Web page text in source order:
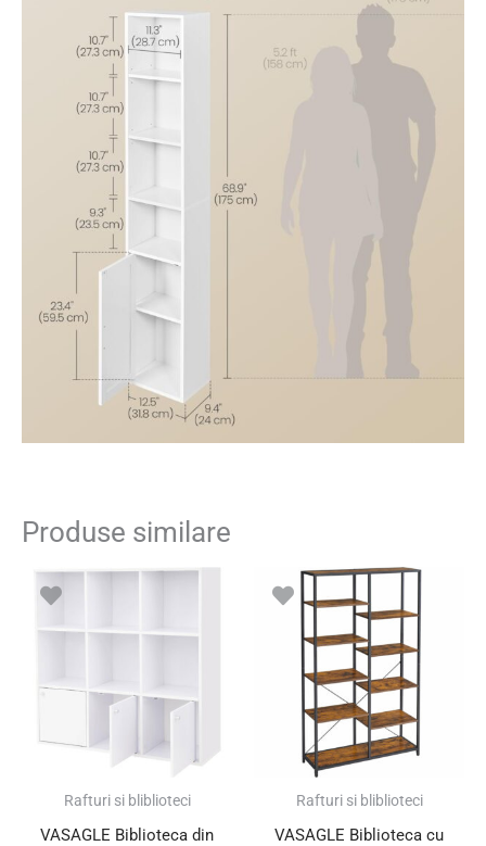
Produse similare
Rafturi si bliblioteci
VASAGLE Biblioteca din
Rafturi si bliblioteci
VASAGLE Biblioteca cu